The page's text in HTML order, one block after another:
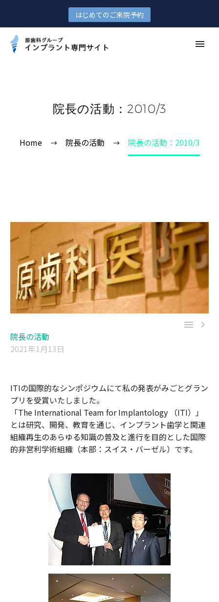
はじめてのご来院予約
院長の活動：2010/3
Home 院長の活動 院長の活動：2010/3
 
院長の活動
2021年1月13日
ITIの国際的なシンポジウムにて私の発表がみごとグラン
プリを受賞いたしました。
「The International Team for Implantology （ITI）」
とは研究、開発、教育を通じ、インプラント歯学と関連
組織再生のあらゆる知識の普及と進行を目的とした国際
的非営利学術組織（本部：スイス・バーゼル）です。